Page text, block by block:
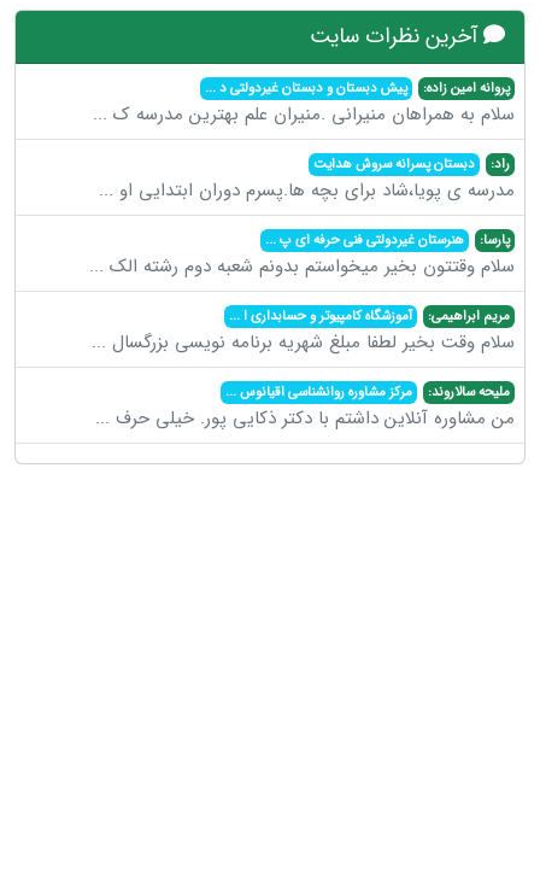
آخرین نظرات سایت
پروانه امین زاده: پیش دبستان و دبستان غیردولتی د...
سلام به همراهان منیرانی .منیران علم بهترین مدرسه ک ...
راد: دبستان پسرانه سروش هدایت
مدرسه ی پویا،شاد برای بچه ها.پسرم دوران ابتدایی او ...
پارسا: هنرستان غیردولتی فنی حرفه ای پ...
سلام وقتتون بخیر میخواستم بدونم شعبه دوم رشته الک ...
مریم ابراهیمی: آموزشگاه کامپیوتر و حسابداری ا...
سلام وقت بخیر لطفا مبلغ شهریه برنامه نویسی بزرگسال ...
ملیحه سالاروند: مرکز مشاوره روانشناسی اقیانوس...
من مشاوره آنلاین داشتم با دکتر ذکایی پور. خیلی حرف ...